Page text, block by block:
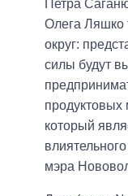
Петра
Олега Ляшко
округ:
силы будут
продуктовых
который
мэра